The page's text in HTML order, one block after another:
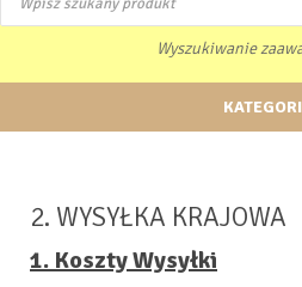
Wyszukiwanie
2. WYSYŁKA KRAJOWA
1. Koszty Wysyłki